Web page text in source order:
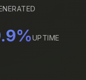
UPTIME